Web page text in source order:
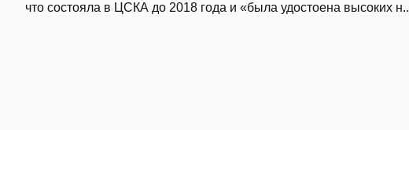
что состояла в ЦСКА до 2018 года и «была удостоена высоких